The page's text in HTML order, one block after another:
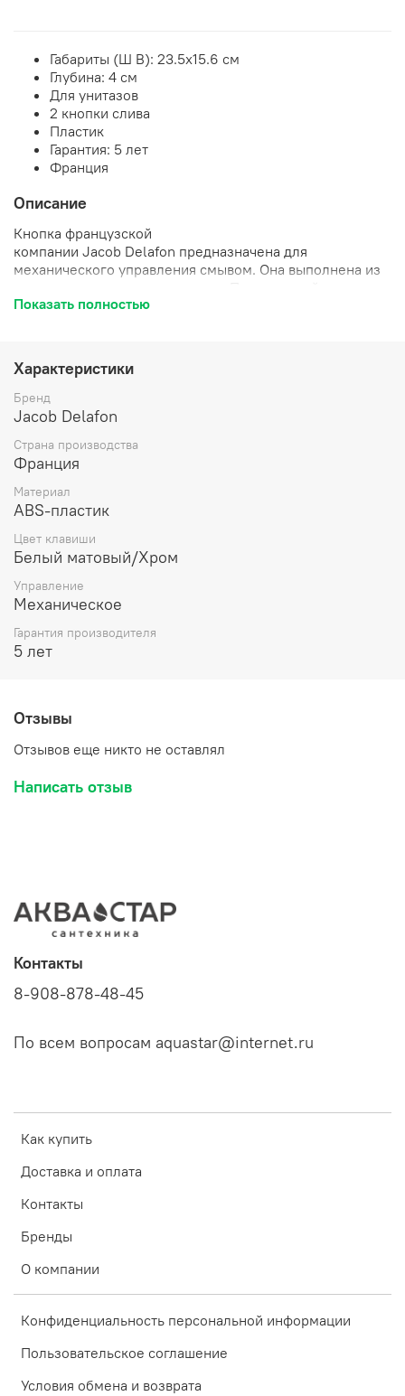
Габариты (Ш В): 23.5x15.6 см
Глубина: 4 см
Для унитазов
2 кнопки слива
Пластик
Гарантия: 5 лет
Франция
Описание
Кнопка французской
компании Jacob Delafon предназначена для
механического управления смывом. Она выполнена из
коррозии и появлению царапин. Две кнопки,
Показать полностью
Характеристики
Бренд
Jacob Delafon
Страна производства
Франция
Материал
ABS-пластик
Цвет клавиши
Белый матовый/Хром
Управление
Механическое
Гарантия производителя
5 лет
Отзывы
Отзывов еще никто не оставлял
Написать отзыв
Как купить
Доставка и оплата
Контакты
Бренды
О компании
Конфиденциальность персональной информации
Пользовательское соглашение
Условия обмена и возврата
Контакты
8-908-878-48-45
По всем вопросам aquastar@internet.ru